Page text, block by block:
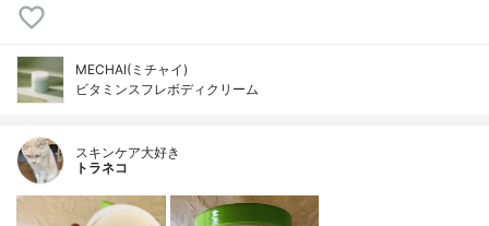
MECHAI(ミチャイ)
ビタミンスフレボディクリーム
スキンケア大好き
トラネコ